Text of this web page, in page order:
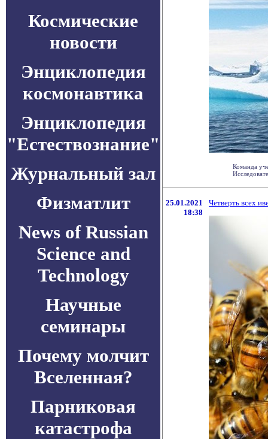
Космические
новости
Энциклопедия
космонавтика
Энциклопедия
"Естествознание"
Журнальный зал
Физматлит
News of Russian
Science and
Technology
Научные
семинары
Почему молчит
Вселенная?
Парниковая
катастрофа
Команда
25.01.2021
18:38
Четверть всех